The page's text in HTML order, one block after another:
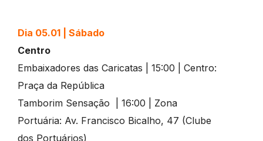
Dia 05.01 | Sábado
Centro
Embaixadores das Caricatas | 15:00 | Centro:
Praça da República
Tamborim Sensação | 16:00 | Zona
Portuária: Av. Francisco Bicalho, 47 (Clube
dos Portuários)